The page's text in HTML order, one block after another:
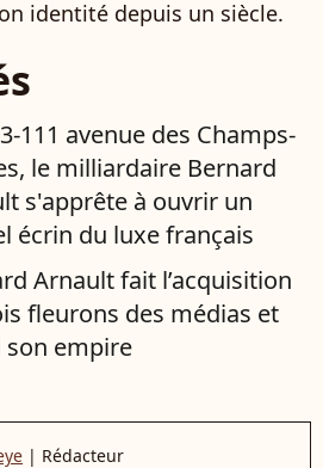
identité depuis un siècle.
111 avenue des Champs-
le milliardaire Bernard
s'apprête à ouvrir un
écrin du luxe français
Arnault fait l’acquisition
fleurons des médias et
son empire
| Rédacteur